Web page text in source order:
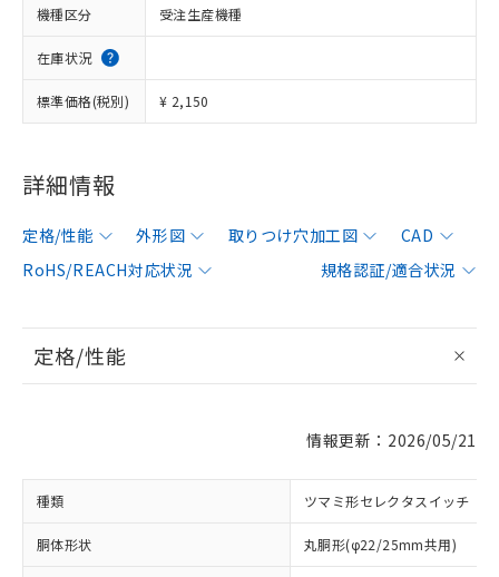
機種区分 受注生産機種
在庫状況
標準価格(税別) ¥ 2,150
詳細情報
定格/性能 外形図 取りつけ穴加工図
CAD
RoHS/REACH対応状況
規格認証/適合状況
定格/性能
情報更新：2026/05/21
種類 ツマミ形セレクタスイッチ
胴体形状 丸胴形(φ22/25mm共用)